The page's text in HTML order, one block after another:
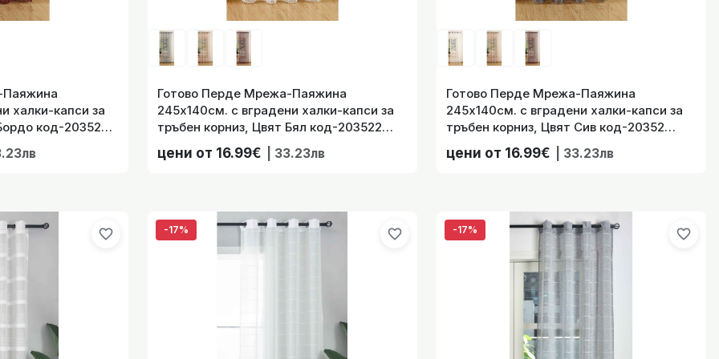
халки-капси за
код-203522
Готово Перде Мрежа-Паяжина
245х140см. с вградени халки-капси за
тръбен корниз, Цвят Бял код-203522
цени от 16.99€ | 33.23лв
Готово Перде Мрежа-Паяжина
245х140см. с вградени халки-капси за
тръбен корниз, Цвят Сив код-20352
цени от 16.99€ | 33.23лв
favorite_border -17% favorite_border -17% favorite_border
с коланче на райета „Касел“ с халки-капси за тръбен корниз, шенил с ленен ефект,
245х140 см. цвят-Натурален код-202470-001
цени от 14.99€
| 29.32лв
17.99€
| 35.19лв
favorite_border
с коланче на райета „Касел“ с халки-капси за тръбен корниз, шенил с ленен ефект,
245х140 см. цвят-Сив код-202470-002
цени от 14.99€